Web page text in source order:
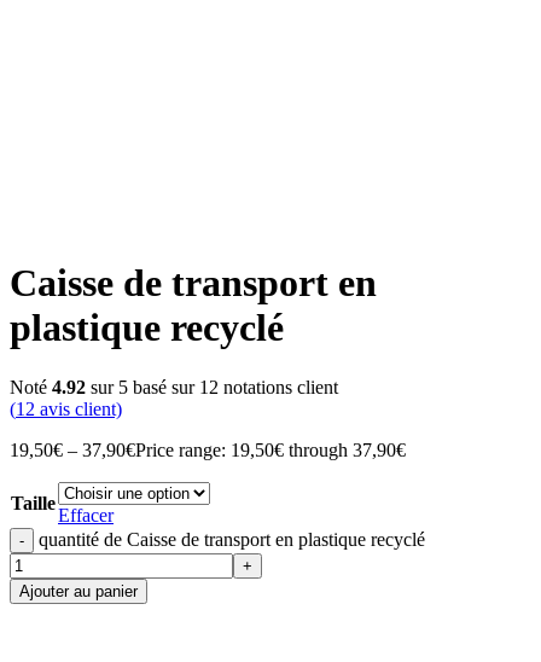
Caisse de transport en
plastique recyclé
Noté 4.92 sur 5 basé sur 12 notations client
(12 avis client)
19,50€ – 37,90€Price range: 19,50€ through 37,90€
Taille
Effacer
quantité de Caisse de transport en plastique recyclé
Ajouter au panier